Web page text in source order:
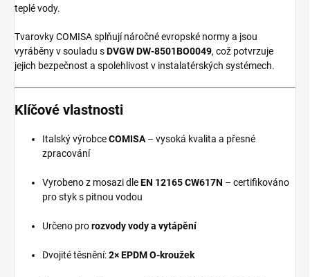
teplé vody.
Tvarovky COMISA splňují náročné evropské normy a jsou
vyráběny v souladu sDVGW DW-8501BO0049, což potvrzuje
jejich bezpečnost a spolehlivost v instalatérských systémech.
Klíčové vlastnosti
Italský výrobceCOMISA – vysoká kvalita a přesné
zpracování
Vyrobeno z mosazi dleEN 12165 CW617N – certifikováno
pro styk s pitnou vodou
Určeno prorozvody vody a vytápění
Dvojité těsnění:2× EPDM O-kroužek